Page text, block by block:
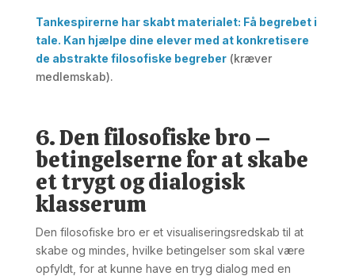
Tankespirerne har skabt materialet: Få begrebet i
tale. Kan hjælpe dine elever med at konkretisere
de abstrakte filosofiske begreber(kræver
medlemskab).
6. Den filosofiske bro –
betingelserne for at skabe
et trygt og dialogisk
klasserum
Den filosofiske bro er et visualiseringsredskab til at
skabe og mindes, hvilke betingelser som skal være
opfyldt, for at kunne have en tryg dialog med en